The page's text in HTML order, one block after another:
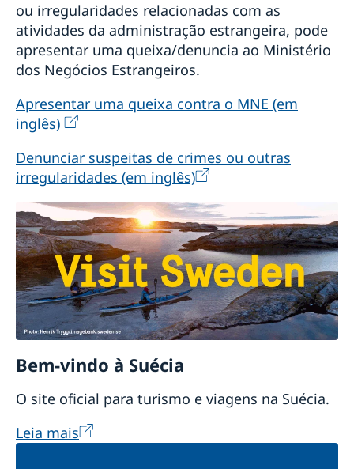
ou irregularidades relacionadas com as
atividades da administração estrangeira, pode
apresentar uma queixa/denuncia ao Ministério
dos Negócios Estrangeiros.
Apresentar uma queixa contra o MNE (em
inglês)
Denunciar suspeitas de crimes ou outras
irregularidades (em inglês)
Bem-vindo à Suécia
O site oficial para turismo e viagens na Suécia.
Leia mais